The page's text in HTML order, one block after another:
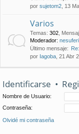
por sujetom2 , 13
Varios
Temas: 302
Moderador:
Último mensaje:
por Iagoba , 21 Abr
Identificarse •
Nombre de Usuario:
Contraseña:
Olvidé mi contraseña